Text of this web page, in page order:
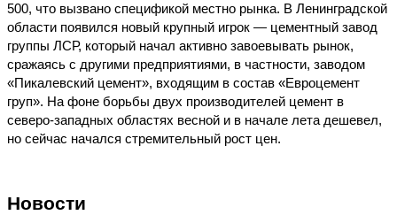
500, что вызвано спецификой местно рынка. В Ленинградской
области появился новый крупный игрок — цементный завод
группы ЛСР, который начал активно завоевывать рынок,
сражаясь с другими предприятиями, в частности, заводом
«Пикалевский цемент», входящим в состав «Евроцемент
груп». На фоне борьбы двух производителей цемент в
северо-западных областях весной и в начале лета дешевел,
но сейчас начался стремительный рост цен.
Новости